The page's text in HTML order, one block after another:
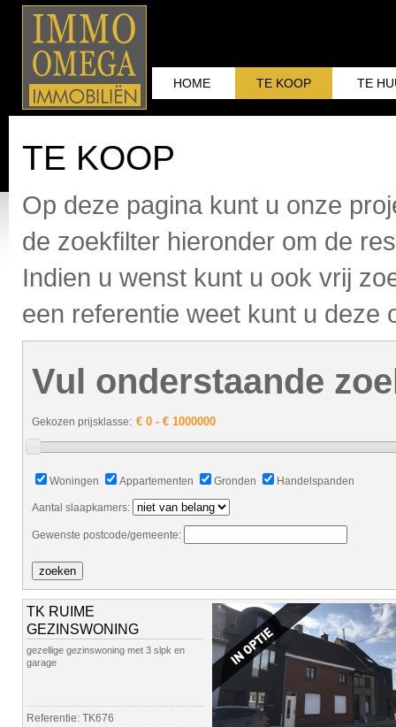
HOME TE KOOP TE
TE KOOP
Op deze pagina kunt u onze
de zoekfilter hieronder om de
Indien u wenst kunt u ook vrij
een referentie weet kunt u deze
Vul onderstaande
Gekozen prijsklasse:
Woningen Appartementen Gronden Handelspanden
Aantal slaapkamers:
Gewenste postcode/gemeente:
TK RUIME
GEZINSWONING
gezellige gezinswoning met 3 slpk en
garage
Referentie: TK676